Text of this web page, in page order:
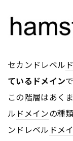
セカンドレベル
ている ドメイン
この階層はあく
ル ドメインの種
ンドレベル ドメ